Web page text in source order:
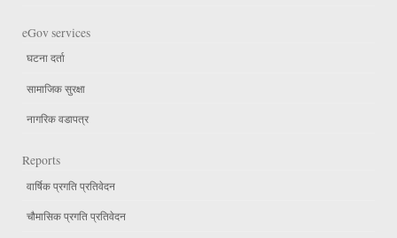
eGov services
घटना दर्ता
सामाजिक सुरक्षा
नागरिक वडापत्र
Reports
वार्षिक प्रगति प्रतिवेदन
चौमासिक प्रगति प्रतिवेदन